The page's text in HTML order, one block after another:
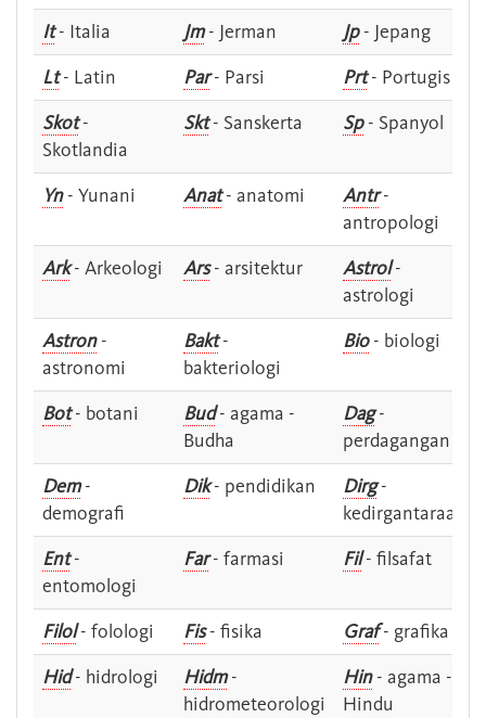
It- Italia Jm- Jerman Jp- Jepang
Lt- Latin Par- Parsi Prt- Portugis
Skot-
Skotlandia
Skt- Sanskerta Sp- Spanyol
Yn- Yunani Anat- anatomi Antr-
antropologi
Ark- Arkeologi Ars- arsitektur Astrol-
astrologi
Astron-
astronomi
Bakt-
bakteriologi
Bio- biologi
Bot- botani Bud- agama -
Budha
Dag-
perdagangan
Dem-
demografi
Dik- pendidikan Dirg-
kedirgantaraan
Ent-
entomologi
Far- farmasi Fil- filsafat
Filol- folologi Fis- fisika Graf- grafika
Hid- hidrologi Hidm-
hidrometeorologi
Hin- agama -
Hindu